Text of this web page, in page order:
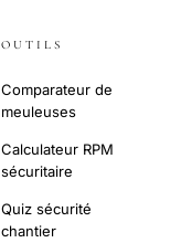
OUTILS
Comparateur de
meuleuses
Calculateur RPM
sécuritaire
Quiz sécurité
chantier